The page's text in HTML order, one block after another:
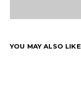
YOU MAY ALSO LIKE